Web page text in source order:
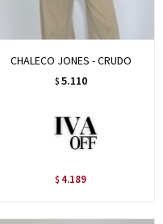
CHALECO JONES - CRUDO
$ 5.110
$ 4.189